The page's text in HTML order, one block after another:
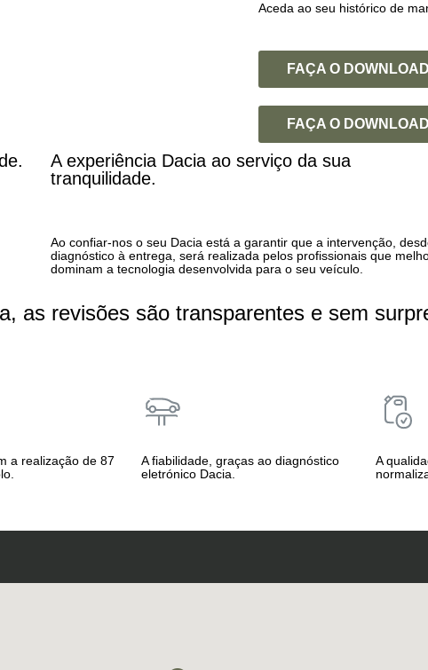
Aceda ao seu histórico de
FAÇA O
FAÇA O
A experiência Dacia ao serviço da sua
tranquilidade.
Ao confiar-nos o seu Dacia está a garantir que a intervenção,
diagnóstico à entrega, será realizada pelos profissionais que
dominam a tecnologia desenvolvida para o seu veículo.
as revisões são transparentes e sem
a realização de 87
A fiabilidade, graças ao diagnóstico
eletrónico Dacia.
A